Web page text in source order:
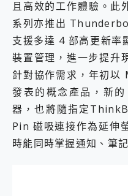
且高效的工作體驗。
系列亦推出
支援多達 4 部高更新率
裝置管理，進一步提升
針對協作需求，年初
發表的概念產品，新
器，也將隨指定
Pin 磁吸連接作為延伸
時能同時掌握通知、筆